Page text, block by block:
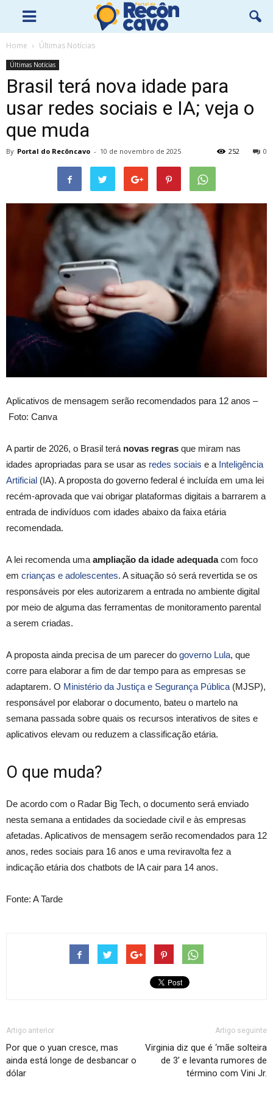
Home Últimas Notícias
Últimas Notícias
Brasil terá nova idade para
usar redes sociais e IA; veja o
que muda
By Portal do Recôncavo - 10 de novembro de 2025 0
252
Aplicativos de mensagem serão recomendados para 12 anos –
Foto: Canva
A partir de 2026, o Brasil terá novas regras que miram nas
idades apropriadas para se usar as redes sociais e a Inteligência
Artificial (IA). A proposta do governo federal é incluída em uma lei
recém-aprovada que vai obrigar plataformas digitais a barrarem a
entrada de indivíduos com idades abaixo da faixa etária
recomendada.
A lei recomenda uma ampliação da idade adequadacom foco
em crianças e adolescentes. A situação só será revertida se os
responsáveis por eles autorizarem a entrada no ambiente digital
por meio de alguma das ferramentas de monitoramento parental
a serem criadas.
A proposta ainda precisa de um parecer do governo Lula, que
corre para elaborar a fim de dar tempo para as empresas se
adaptarem. O Ministério da Justiça e Segurança Pública (MJSP),
responsável por elaborar o documento, bateu o martelo na
semana passada sobre quais os recursos interativos de sites e
aplicativos elevam ou reduzem a classificação etária.
O que muda?
De acordo com o Radar Big Tech, o documento será enviado
nesta semana a entidades da sociedade civil e às empresas
afetadas. Aplicativos de mensagem serão recomendados para 12
anos, redes sociais para 16 anos e uma reviravolta fez a
indicação etária dos chatbots de IA cair para 14 anos.
Fonte: A Tarde
Artigo anterior
Por que o yuan cresce, mas
ainda está longe de desbancar o
dólar
Artigo seguinte
Virginia diz que é ‘mãe solteira
de 3’ e levanta rumores de
término com Vini Jr.